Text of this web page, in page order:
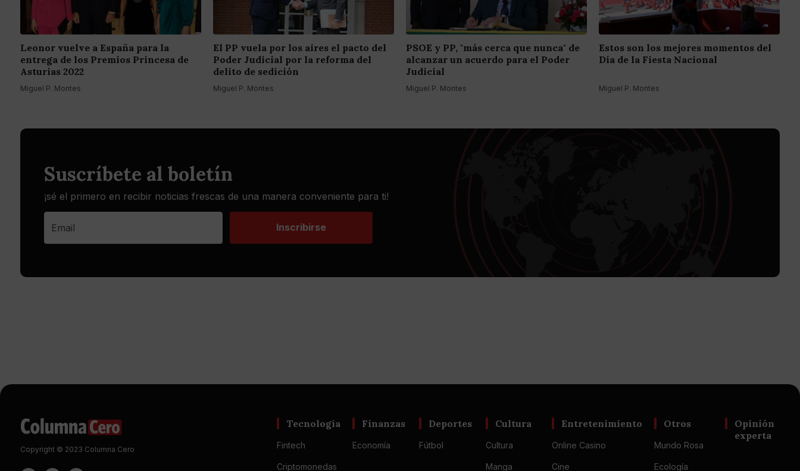
Leonor vuelve a España para la
entrega de los Premios Princesa de
Asturias 2022
Miguel P. Montes
El PP vuela por los aires el pacto del
Poder Judicial por la reforma del
delito de sedición
Miguel P. Montes
PSOE y PP, "más cerca que nunca" de
alcanzar un acuerdo para el Poder
Judicial
Miguel P. Montes
Estos son los mejores momentos del
Día de la Fiesta Nacional
Miguel P. Montes
Suscríbete al boletín
¡sé el primero en recibir noticias frescas de una manera conveniente para ti!
Inscribirse
Copyright © 2023 Columna Cero
Tecnología
Fintech
Criptomonedas
Finanzas
Economía
Deportes
Fútbol
Cultura
Cultura
Manga
Entretenimiento
Online Casino
Cine
Otros
Mundo Rosa
Ecología
Opinión
experta